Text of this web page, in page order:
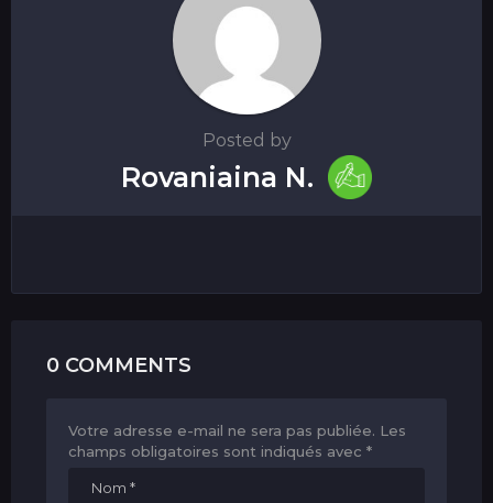
Posted by
Rovaniaina N.
0 COMMENTS
Votre adresse e-mail ne sera pas publiée. Les
champs obligatoires sont indiqués avec *